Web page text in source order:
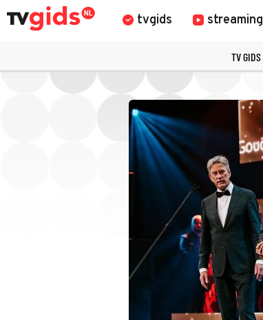
tvgids streaming
TV GIDS